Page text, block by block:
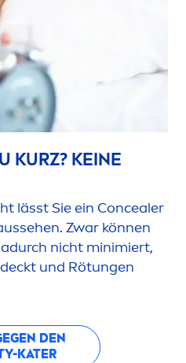
KURZ? KEINE
lässt Sie ein Concealer
Zwar können
nicht minimiert,
und Rötungen
DEN
-KATER